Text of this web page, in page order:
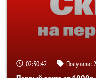
02:50:41 Получили: